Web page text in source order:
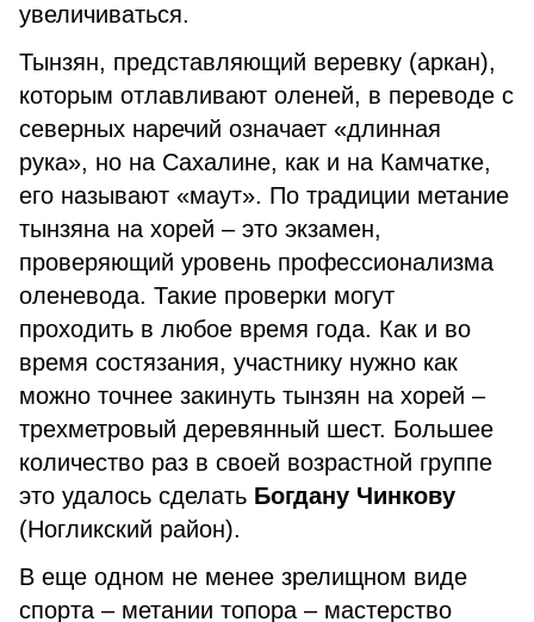
увеличиваться.
Тынзян, представляющий веревку (аркан),
которым отлавливают оленей, в переводе с
северных наречий означает «длинная
рука», но на Сахалине, как и на Камчатке,
его называют «маут». По традиции метание
тынзяна на хорей – это экзамен,
проверяющий уровень профессионализма
оленевода. Такие проверки могут
проходить в любое время года. Как и во
время состязания, участнику нужно как
можно точнее закинуть тынзян на хорей –
трехметровый деревянный шест. Большее
количество раз в своей возрастной группе
это удалось сделать Богдану Чинкову
(Ногликский район).
В еще одном не менее зрелищном виде
спорта – метании топора – мастерство